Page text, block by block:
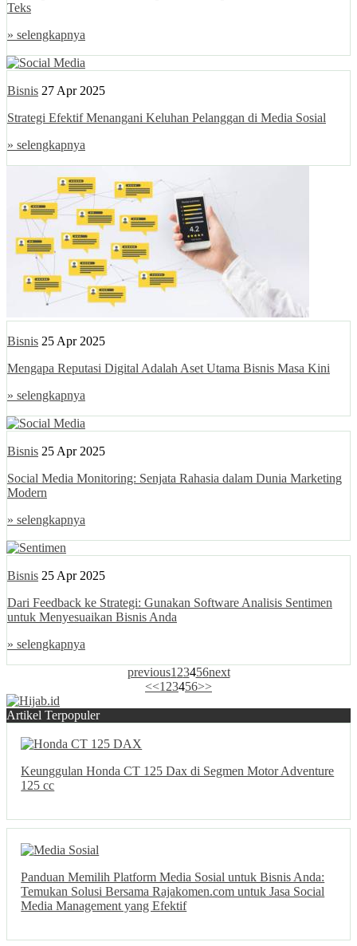
Teks
» selengkapnya
Bisnis 27 Apr 2025
Strategi Efektif Menangani Keluhan Pelanggan di Media Sosial
» selengkapnya
Bisnis 25 Apr 2025
Mengapa Reputasi Digital Adalah Aset Utama Bisnis Masa Kini
» selengkapnya
Bisnis 25 Apr 2025
Social Media Monitoring: Senjata Rahasia dalam Dunia Marketing
Modern
» selengkapnya
Bisnis 25 Apr 2025
Dari Feedback ke Strategi: Gunakan Software Analisis Sentimen
untuk Menyesuaikan Bisnis Anda
» selengkapnya
previous1 23456next
<<1 23456>>
Artikel Terpopuler
Keunggulan Honda CT 125 Dax di Segmen Motor Adventure
125 cc
Panduan Memilih Platform Media Sosial untuk Bisnis Anda:
Temukan Solusi Bersama Rajakomen.com untuk Jasa Social
Media Management yang Efektif